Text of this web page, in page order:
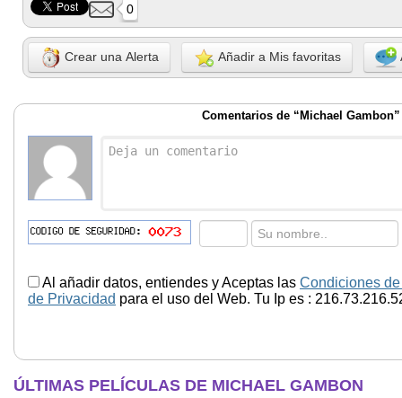
0
Crear una Alerta Añadir a Mis favoritas
Comentarios de “Michael Gambon”
Al añadir datos, entiendes y Aceptas las Condiciones
de Privacidad para el uso del Web. Tu Ip es :
ÚLTIMAS PELÍCULAS DE MICHAEL GAMBON